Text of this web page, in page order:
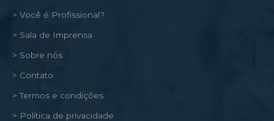
> Você é Profissional?
> Sala de Imprensa
> Sobre nós
> Contato
> Termos e condições
> Política de privacidade